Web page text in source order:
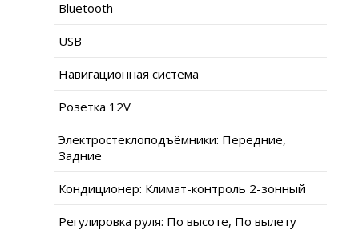
Bluetooth
USB
Навигационная система
Розетка 12V
Электростеклоподъёмники: Передние,
Задние
Кондиционер: Климат-контроль 2-зонный
Регулировка руля: По высоте, По вылету